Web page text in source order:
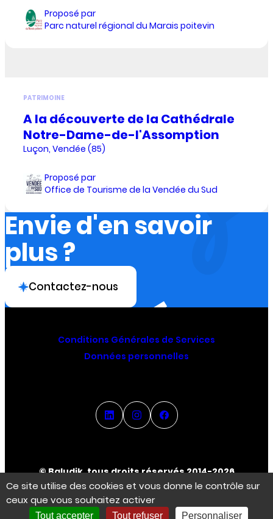
Proposé par
Parc naturel régional du Marais poitevin
PATRIMOINE
A la découverte de la Cathédrale
Notre-Dame-de-l'Assomption
Luçon, Vendée (85)
Proposé par
Office de Tourisme de la Vendée du Sud
Envie d'en savoir
plus ?
Contactez-nous
Conditions Générales de Services
Données personnelles
© Baludik, tous droits réservés 2014-2026
Espace Créateur
Ce site utilise des cookies et vous donne le contrôle sur
ceux que vous souhaitez activer
Tout accepter Tout refuser Personnaliser